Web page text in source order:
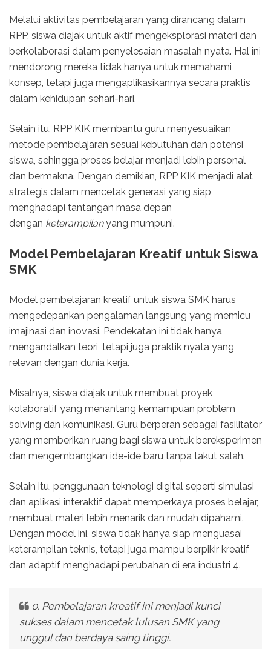
Melalui aktivitas pembelajaran yang dirancang dalam
RPP, siswa diajak untuk aktif mengeksplorasi materi dan
berkolaborasi dalam penyelesaian masalah nyata. Hal ini
mendorong mereka tidak hanya untuk memahami
konsep, tetapi juga mengaplikasikannya secara praktis
dalam kehidupan sehari-hari.
Selain itu, RPP KIK membantu guru menyesuaikan
metode pembelajaran sesuai kebutuhan dan potensi
siswa, sehingga proses belajar menjadi lebih personal
dan bermakna. Dengan demikian, RPP KIK menjadi alat
strategis dalam mencetak generasi yang siap
menghadapi tantangan masa depan
dengan keterampilanyang mumpuni.
Model Pembelajaran Kreatif untuk Siswa
SMK
Model pembelajaran kreatif untuk siswa SMK harus
mengedepankan pengalaman langsung yang memicu
imajinasi dan inovasi. Pendekatan ini tidak hanya
mengandalkan teori, tetapi juga praktik nyata yang
relevan dengan dunia kerja.
Misalnya, siswa diajak untuk membuat proyek
kolaboratif yang menantang kemampuan problem
solving dan komunikasi. Guru berperan sebagai fasilitator
yang memberikan ruang bagi siswa untuk bereksperimen
dan mengembangkan ide-ide baru tanpa takut salah.
Selain itu, penggunaan teknologi digital seperti simulasi
dan aplikasi interaktif dapat memperkaya proses belajar,
membuat materi lebih menarik dan mudah dipahami.
Dengan model ini, siswa tidak hanya siap menguasai
keterampilan teknis, tetapi juga mampu berpikir kreatif
dan adaptif menghadapi perubahan di era industri 4.
0. Pembelajaran kreatif ini menjadi kunci
sukses dalam mencetak lulusan SMK yang
unggul dan berdaya saing tinggi.